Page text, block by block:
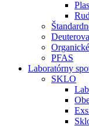
PFAS
Laboratórny
SKLO